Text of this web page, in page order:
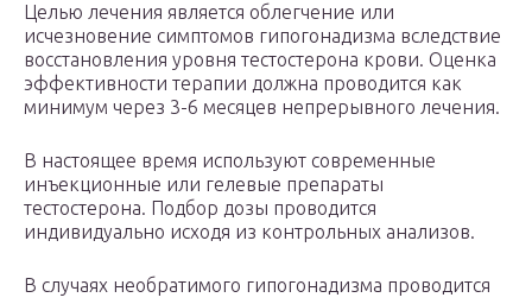
Целью лечения является облегчение или
исчезновение симптомов гипогонадизма вследствие
восстановления уровня тестостерона крови. Оценка
эффективности терапии должна проводится как
минимум через 3-6 месяцев непрерывного лечения.
В настоящее время используют современные
инъекционные или гелевые препараты
тестостерона. Подбор дозы проводится
индивидуально исходя из контрольных анализов.
В случаях необратимого гипогонадизма проводится